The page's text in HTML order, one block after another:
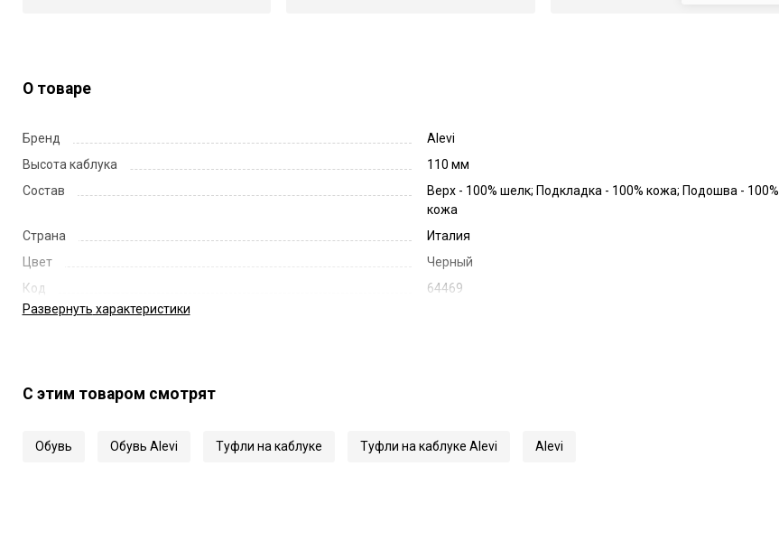
О товаре
Бренд
Alevi
Высота каблука
110 мм
Состав
Верх - 100% шелк; Подкладка - 100% кожа; Подошва - 100%
кожа
Страна
Италия
Цвет
Черный
Код
64469
Артикул
Развернуть характеристики
С этим товаром смотрят
Обувь Обувь Alevi Туфли на каблуке Туфли на каблуке Alevi Alevi